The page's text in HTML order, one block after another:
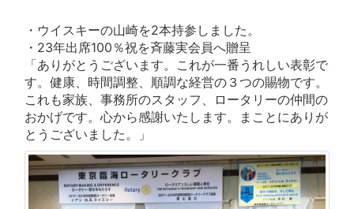
・ウイスキーの山崎を2本持参しました。
・23年出席100％祝を斉藤実会員へ贈呈
「ありがとうございます。これが一番うれしい表彰で
す。健康、時間調整、順調な経営の３つの賜物です。
これも家族、事務所のスタッフ、ロータリーの仲間の
おかげです。心から感謝いたします。まことにありが
とうございました。」